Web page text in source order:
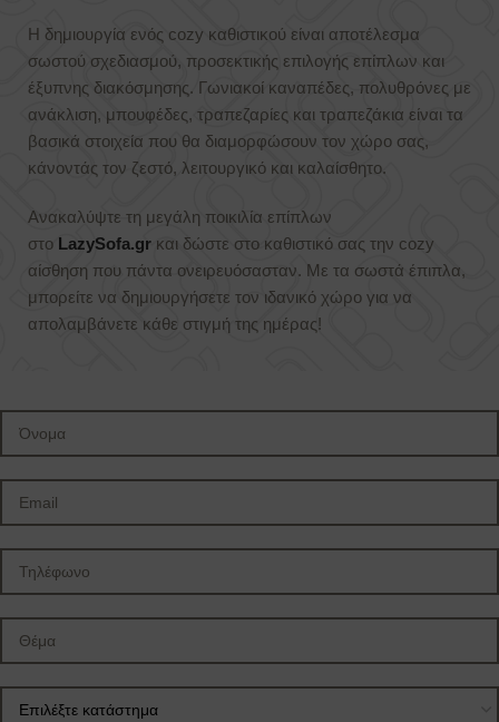
Η δημιουργία ενός cozy καθιστικού είναι αποτέλεσμα
σωστού σχεδιασμού, προσεκτικής επιλογής επίπλων και
έξυπνης διακόσμησης. Γωνιακοί καναπέδες, πολυθρόνες με
ανάκλιση, μπουφέδες, τραπεζαρίες και τραπεζάκια είναι τα
βασικά στοιχεία που θα διαμορφώσουν τον χώρο σας,
κάνοντάς τον ζεστό, λειτουργικό και καλαίσθητο.
Ανακαλύψτε τη μεγάλη ποικιλία επίπλων
στο LazySofa.gr και δώστε στο καθιστικό σας την cozy
αίσθηση που πάντα ονειρευόσασταν. Με τα σωστά έπιπλα,
μπορείτε να δημιουργήσετε τον ιδανικό χώρο για να
απολαμβάνετε κάθε στιγμή της ημέρας!